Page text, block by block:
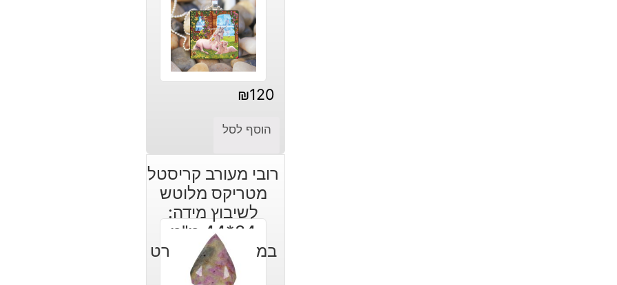
₪120
הוסף לסל
רובי מעורב קריסטל
מטריקס מלוטש
לשיבוץ מידה:
34*44 מ"מ
במשקל: 240 קרט